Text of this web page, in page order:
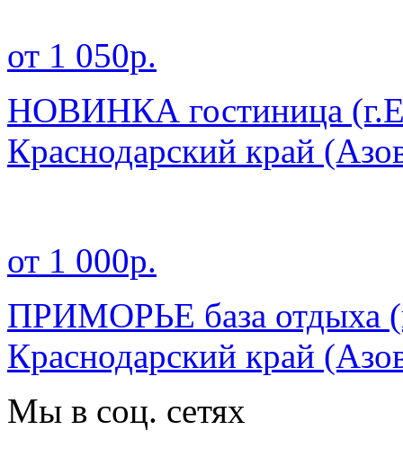
от 1 050р.
НОВИНКА гостиница
Краснодарский край
от 1 000р.
ПРИМОРЬЕ база отдыха
Краснодарский край
Мы в соц. сетях